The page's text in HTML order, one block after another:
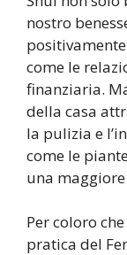
nostro
come le
finanziaria.
della casa
la pulizia e
come le
una
Per coloro
pratica del